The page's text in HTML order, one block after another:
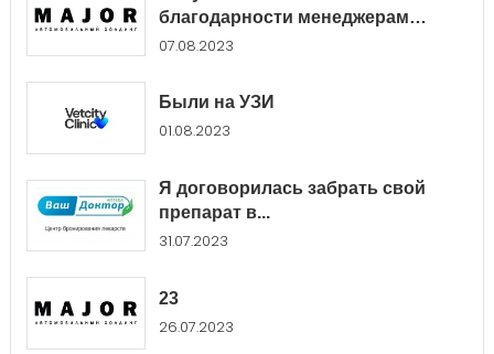
благодарности менеджерам
Major...
07.08.2023
Были на УЗИ
01.08.2023
Я договорилась забрать свой
препарат в...
31.07.2023
23
26.07.2023